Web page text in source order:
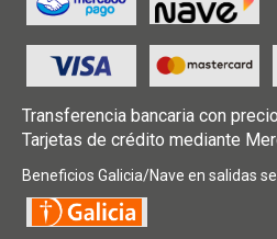
Transferencia bancaria con
Tarjetas de crédito mediante
Beneficios Galicia/Nave en salidas